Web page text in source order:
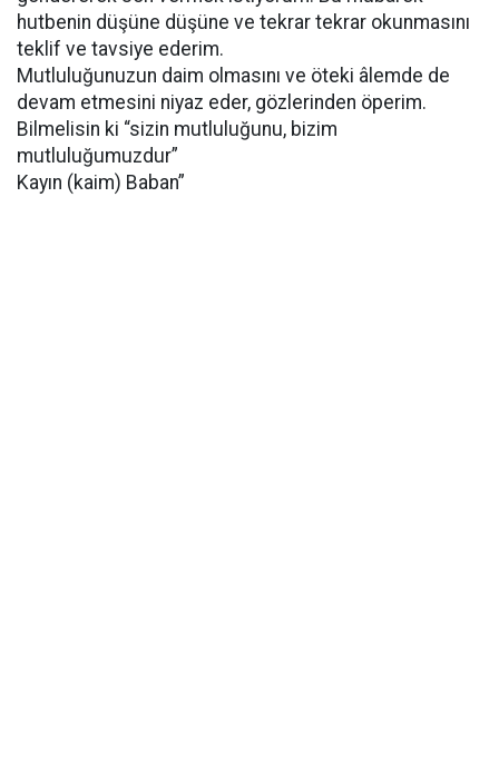
hutbenin düşüne düşüne ve tekrar tekrar okunmasını
teklif ve tavsiye ederim.
Mutluluğunuzun daim olmasını ve öteki âlemde de
devam etmesini niyaz eder, gözlerinden öperim.
Bilmelisin ki “sizin mutluluğunu, bizim
mutluluğumuzdur”
Kayın (kaim) Baban”